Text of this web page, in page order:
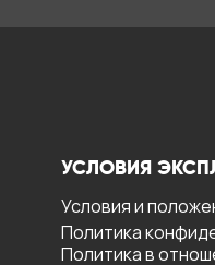
УСЛОВИЯ
Условия и
Политика
Политика в